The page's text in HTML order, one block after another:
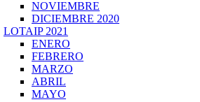
NOVIEMBRE
DICIEMBRE 2020
LOTAIP 2021
ENERO
FEBRERO
MARZO
ABRIL
MAYO